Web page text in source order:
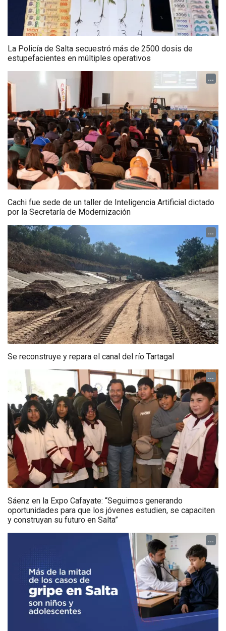
La Policía de Salta secuestró más de 2500 dosis de
estupefacientes en múltiples operativos
...
Cachi fue sede de un taller de Inteligencia Artificial dictado
por la Secretaría de Modernización
...
Se reconstruye y repara el canal del río Tartagal
...
Sáenz en la Expo Cafayate: “Seguimos generando
oportunidades para que los jóvenes estudien, se capaciten
y construyan su futuro en Salta”
...